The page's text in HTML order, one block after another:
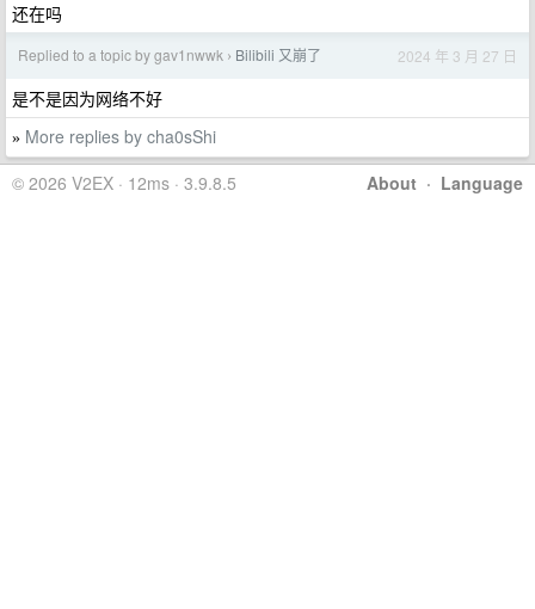
还在吗
Replied to a topic by gav1nwwk › Bilibili 又崩了 2024 年 3 月 27 日
是不是因为网络不好
» More replies by cha0sShi
About · Language
© 2026 V2EX · 12ms · 3.9.8.5